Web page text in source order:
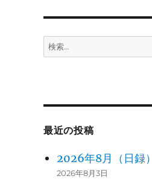
検
索:
最近の投稿
2026年8月（日録）
2026年8月3日